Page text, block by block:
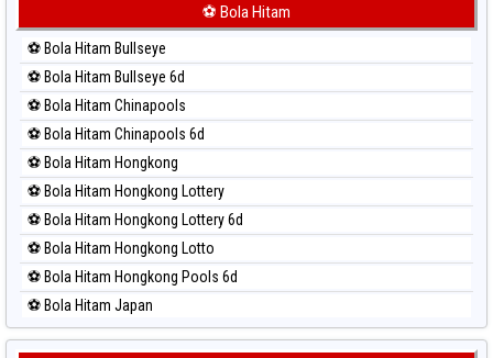
⚽ Bola Merah Kuda Lari
⚽ Bola Merah Magnum Cambodia
⚽ Bola Merah Nagoya
⚽ Bola Merah North Carolina Day
⚽ Bola Merah Pcso
⚽ Bola Merah Sao Paulo
⚽ Bola Merah Singapore
⚽ Bola Merah Sydney
⚽ Bola Merah Sydney Lottery
⚽ Bola Merah Sydney Lottery 6d
⚽ Bola Merah Sydney Lotto
⚽ Bola Hitam
⚽ Bola Hitam Bullseye
⚽ Bola Hitam Bullseye 6d
⚽ Bola Hitam Chinapools
⚽ Bola Hitam Chinapools 6d
⚽ Bola Hitam Hongkong
⚽ Bola Hitam Hongkong Lottery
⚽ Bola Hitam Hongkong Lottery 6d
⚽ Bola Hitam Hongkong Lotto
⚽ Bola Hitam Hongkong Pools 6d
⚽ Bola Hitam Japan
⚽ Bola Hitam Japan 6d